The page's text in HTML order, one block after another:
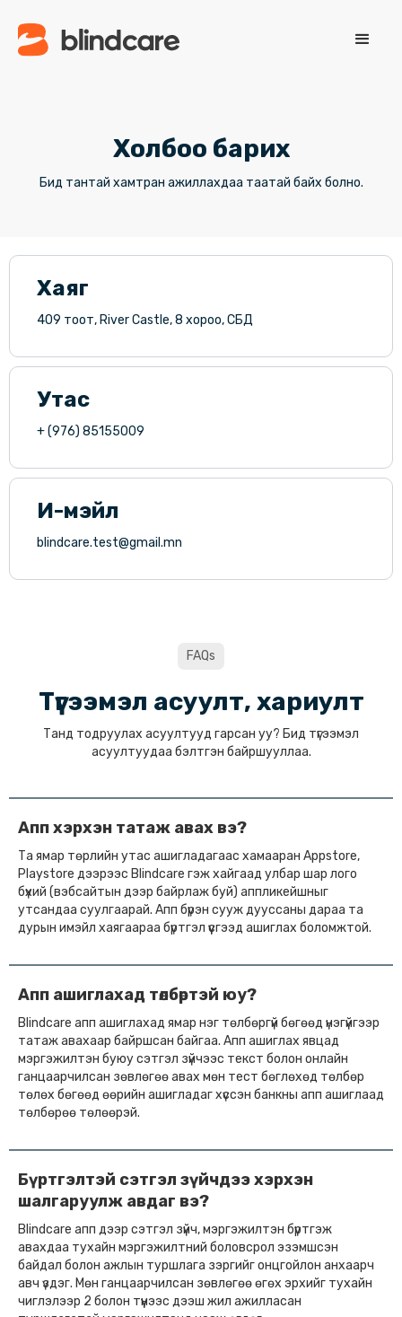
Холбоо барих
Бид тантай хамтран ажиллахдаа таатай байх болно.
Хаяг
409 тоот, River Castle, 8 хороо, СБД
Утас
+ (976) 85155009
И-мэйл
blindcare.test@gmail.mn
FAQs
Түгээмэл асуулт, хариулт
Танд тодруулах асуултууд гарсан уу? Бид түгээмэл
асуултуудаа бэлтгэн байршууллаа.
Апп хэрхэн татаж авах вэ?
Та ямар төрлийн утас ашигладагаас хамааран Appstore,
Playstore дээрээс Blindcare гэж хайгаад улбар шар лого
бүхий (вэбсайтын дээр байрлаж буй) аппликейшныг
утсандаа суулгаарай. Апп бүрэн сууж дууссаны дараа та
дурын имэйл хаягаараа бүртгэл үүсгээд ашиглах боломжтой.
Апп ашиглахад төлбөртэй юу?
Blindcare апп ашиглахад ямар нэг төлбөргүй бөгөөд үнэгүйгээр
татаж авахаар байршсан байгаа. Апп ашиглах явцад
мэргэжилтэн буюу сэтгэл зүйчээс текст болон онлайн
ганцаарчилсан зөвлөгөө авах мөн тест бөглөхөд төлбөр
төлөх бөгөөд өөрийн ашигладаг хүссэн банкны апп ашиглаад
төлбөрөө төлөөрэй.
Бүртгэлтэй сэтгэл зүйчдээ хэрхэн
шалгаруулж авдаг вэ?
Blindcare апп дээр сэтгэл зүйч, мэргэжилтэн бүртгэж
авахдаа тухайн мэргэжилтний боловсрол эзэмшсэн
байдал болон ажлын туршлага зэргийг онцгойлон анхаарч
авч үздэг. Мөн ганцаарчилсан зөвлөгөө өгөх эрхийг тухайн
чиглэлээр 2 болон түүнээс дээш жил ажилласан